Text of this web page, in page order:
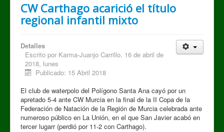
CW Carthago acarició el título
regional infantil mixto
Detalles
Escrito por Karma-Juanjo Carrillo. 16 de abril de
2018, lunes
Publicado: 15 Abril 2018
El club de waterpolo del Polígono Santa Ana cayó por un
apretado 5-4 ante CW Murcia en la final de la II Copa de la
Federación de Natación de la Región de Murcia celebrada ante
numeroso público en La Unión, en el que San Javier acabó en
tercer lugarr (perdió por 11-2 con Carthago).